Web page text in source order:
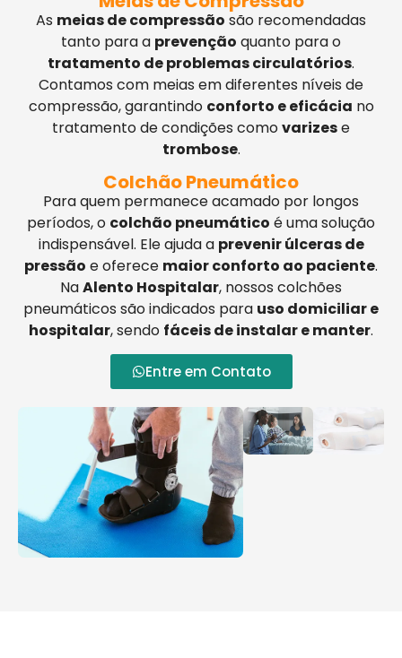
As meias de compressão são recomendadas
tanto para a prevenção quanto para o
tratamento de problemas circulatórios.
Contamos com meias em diferentes níveis de
compressão, garantindo conforto e eficácia no
tratamento de condições comovarizese
trombose.
Colchão Pneumático
Para quem permanece acamado por longos
períodos, o colchão pneumático é uma solução
indispensável. Ele ajuda a prevenir úlceras de
pressão e oferece maior conforto ao paciente.
NaAlento Hospitalar, nossos colchões
pneumáticos são indicados para uso domiciliar e
hospitalar, sendo fáceis de instalar e manter.
Entre em Contato